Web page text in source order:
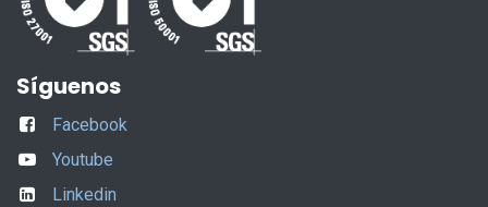
Síguenos
Facebook
Youtube
Linkedin